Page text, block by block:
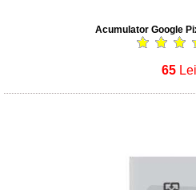
Acumulator Google
65 Lei